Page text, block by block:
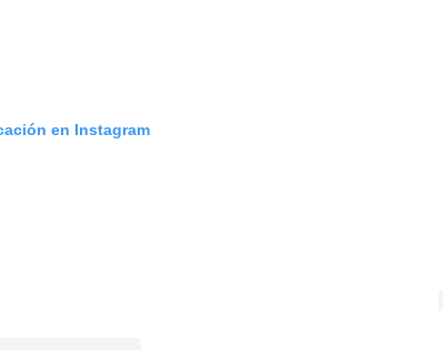
en Instagram